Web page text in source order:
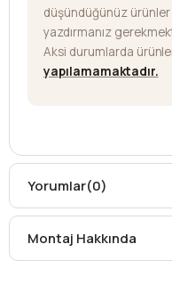
düşündüğünüz ürünler
yazdırmanız
Aksi durumlarda
yapılamamaktadır.
Yorumlar(0)
Montaj Hakkında